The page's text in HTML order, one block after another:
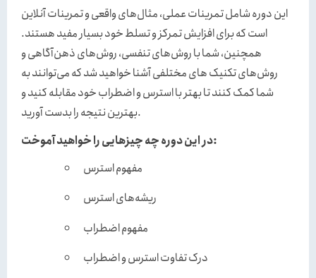
تمرکز بر حال حاضر
انجام اقدامات مطلوب
سوالات تکنیکهای کران داری (تمرینات پذیرش و تعهد)
این دوره شامل تمرینات عملی، مثال‌های واقعی و تمرینات آنلاین
است که برای افزایش تمرکز و تسلط خود بسیار مفید هستند.
همچنین، شما با روش‌های تنفسی، روش‌های ذهن‌آگاهی و
روش‌های تکنیک های مختلفی آشنا خواهید شد که می‌توانند به
شما کمک کنند تا بهتر با استرس و اضطراب خود مقابله کنید و
بهترین نتیجه را بدست آورید.
در این دوره چه چیزهایی را خواهید آموخت:
مفهوم استرس
ریشه‌های استرس
مفهوم اضطراب
درک تفاوت استرس و اضطراب